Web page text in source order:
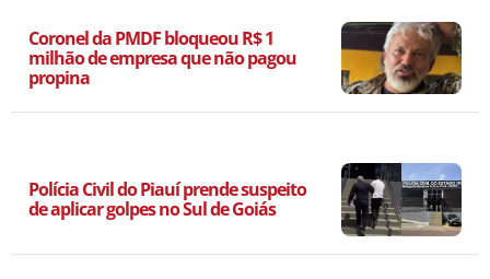
Coronel da PMDF bloqueou R$ 1
milhão de empresa que não pagou
propina
Polícia Civil do Piauí prende suspeito
de aplicar golpes no Sul de Goiás